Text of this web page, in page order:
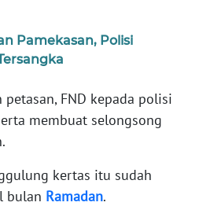
Pamekasan, Polisi
FND kepada polisi
membuat selongsong
kertas itu sudah
bulan Ramadan.